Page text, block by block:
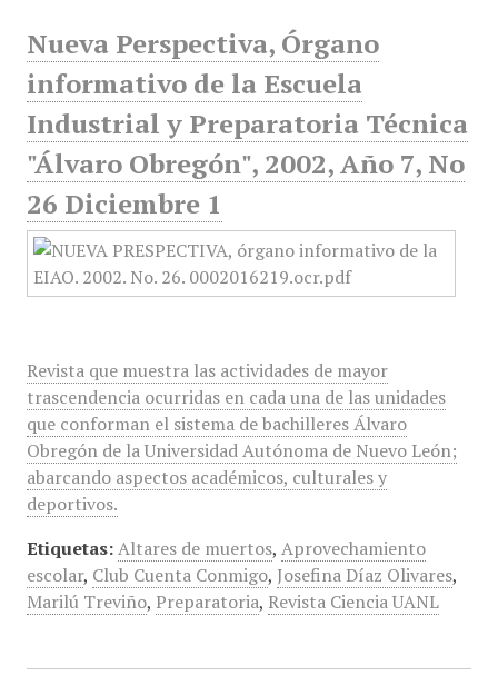
Nueva Perspectiva, Órgano
informativo de la Escuela
Industrial y Preparatoria Técnica
"Álvaro Obregón", 2002, Año 7, No
26 Diciembre 1
Revista que muestra las actividades de mayor
trascendencia ocurridas en cada una de las unidades
que conforman el sistema de bachilleres Álvaro
Obregón de la Universidad Autónoma de Nuevo León;
abarcando aspectos académicos, culturales y
deportivos.
Etiquetas: Altares de muertos, Aprovechamiento
escolar, Club Cuenta Conmigo, Josefina Díaz Olivares,
Marilú Treviño, Preparatoria, Revista Ciencia UANL